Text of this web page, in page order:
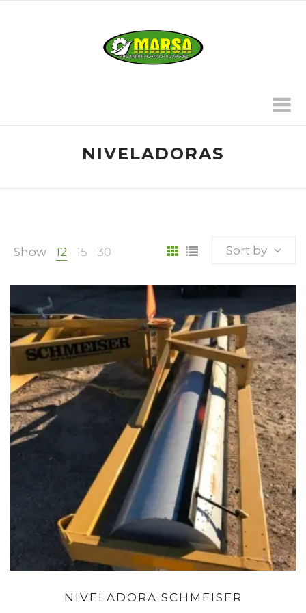
NIVELADORAS
Show 12 15 30 Sort by
NIVELADORA SCHMEISER